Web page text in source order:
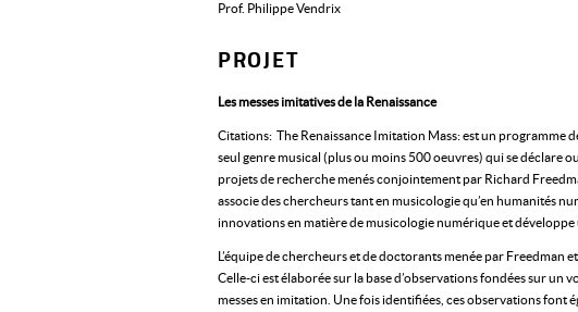
Prof. Philippe Vendrix
PROJET
Les messes imitatives de la Renaissance
Citations: The Renaissance Imitation Mass: est un programme
seul genre musical (plus ou moins 500 oeuvres) qui se déclare
projets de recherche menés conjointement par Richard
associe des chercheurs tant en musicologie qu’en humanités
innovations en matière de musicologie numérique et
L’équipe de chercheurs et de doctorants menée par Freedman
Celle-ci est élaborée sur la base d’observations fondées sur
messes en imitation. Une fois identifiées, ces observations font